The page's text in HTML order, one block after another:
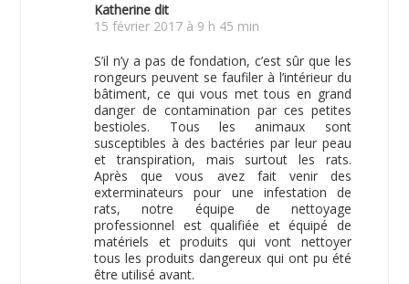
Katherine dit
15 février 2017 à 9 h 45 min
S’il n’y a pas de fondation, c’est sûr que les
rongeurs peuvent se faufiler à l’intérieur du
bâtiment, ce qui vous met tous en grand
danger de contamination par ces petites
bestioles. Tous les animaux sont
susceptibles à des bactéries par leur peau
et transpiration, mais surtout les rats.
Après que vous avez fait venir des
exterminateurs pour une infestation de
rats, notre équipe de nettoyage
professionnel est qualifiée et équipé de
matériels et produits qui vont nettoyer
tous les produits dangereux qui ont pu été
être utilisé avant.